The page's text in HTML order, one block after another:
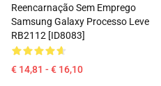
Reencarnação Sem Emprego
Samsung Galaxy Processo Leve
RB2112 [ID8083]
€ 14,81 - € 16,10